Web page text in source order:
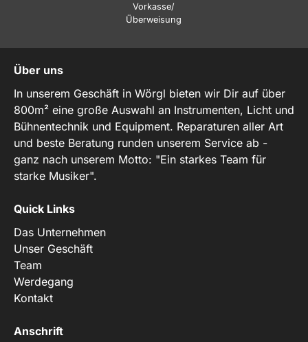
Vorkasse/
Überweisung
Über uns
In unserem Geschäft in Wörgl bieten wir Dir auf über
800m² eine große Auswahl an Instrumenten, Licht und
Bühnentechnik und Equipment. Reparaturen aller Art
und beste Beratung runden unserem Service ab -
ganz nach unserem Motto: "Ein starkes Team für
starke Musiker".
Quick Links
Das Unternehmen
Unser Geschäft
Team
Werdegang
Kontakt
Anschrift